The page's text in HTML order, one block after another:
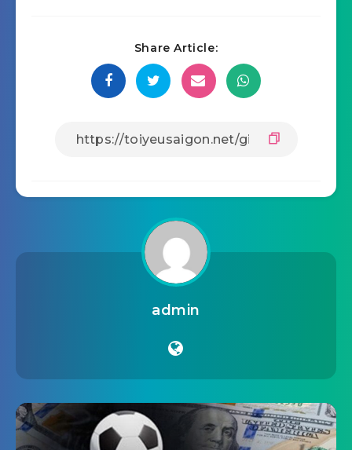
Share Article:
admin